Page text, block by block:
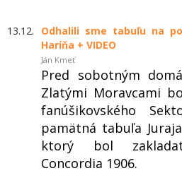
13.12.
Odhalili sme tabuľu na
Haríňa + VIDEO
Ján Kmeť
Pred sobotným
Zlatými Moravcami
fanúšikovského
pamätná tabuľa
ktorý bol
Concordia 1906.